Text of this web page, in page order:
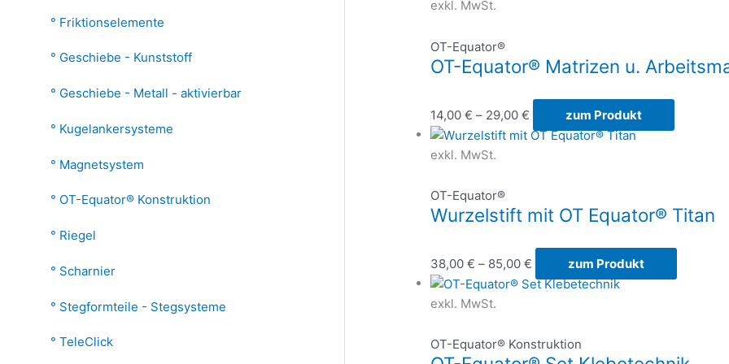
Friktionselemente
Geschiebe - Kunststoff
Geschiebe - Metall - aktivierbar
Kugelankersysteme
Magnetsystem
OT-Equator® Konstruktion
Riegel
Scharnier
Stegformteile - Stegsysteme
TeleClick
exkl. MwSt.
OT-Equator®
OT-Equator® Matrizen u.
14,00 € – 29,00 € zum Produkt
exkl. MwSt.
OT-Equator®
Wurzelstift mit OT Equator® Titan
38,00 € – 85,00 € zum Produkt
exkl. MwSt.
OT-Equator® Konstruktion